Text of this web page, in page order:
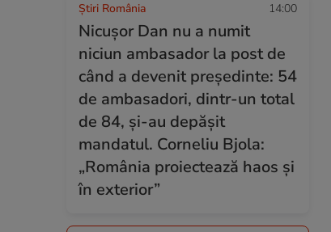
Știri România 14:00
Nicușor Dan nu a numit
niciun ambasador la post de
când a devenit președinte: 54
de ambasadori, dintr-un total
de 84, și-au depășit
mandatul. Corneliu Bjola:
„România proiectează haos și
în exterior”